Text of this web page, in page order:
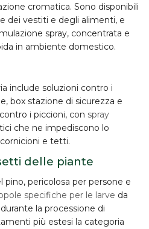
cromatica. Sono disponibili
dei vestiti e degli alimenti, e
spray, concentrata e
in ambiente domestico.
include soluzioni contro i
box stazione di sicurezza e
i piccioni, con spray
che ne impediscono lo
e tetti.
delle piante
pino, pericolosa per persone e
specifiche per le larve da
la processione di
più estesi la categoria